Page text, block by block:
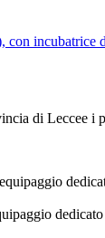
con incubatrice
di Leccee i